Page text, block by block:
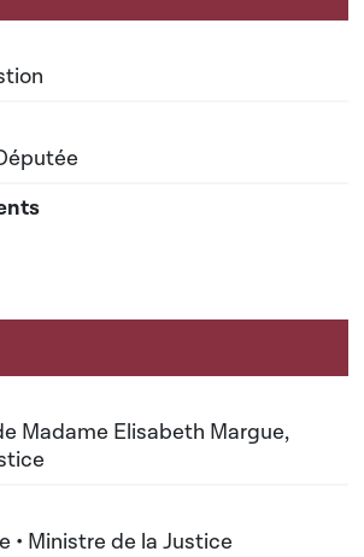
Madame Elisabeth Margue,
• Ministre de la Justice